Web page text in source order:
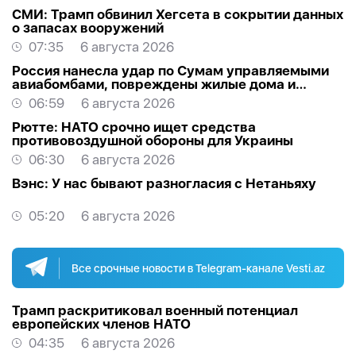
СМИ: Трамп обвинил Хегсета в сокрытии данных
о запасах вооружений
07:35
6 августа 2026
Россия нанесла удар по Сумам управляемыми
авиабомбами, повреждены жилые дома и
торговый центр
06:59
6 августа 2026
Рютте: НАТО срочно ищет средства
противовоздушной обороны для Украины
06:30
6 августа 2026
Вэнс: У нас бывают разногласия с Нетаньяху
05:20 6 августа 2026
Все срочные новости в Telegram-канале Vesti.az
Трамп раскритиковал военный потенциал
европейских членов НАТО
04:35
6 августа 2026